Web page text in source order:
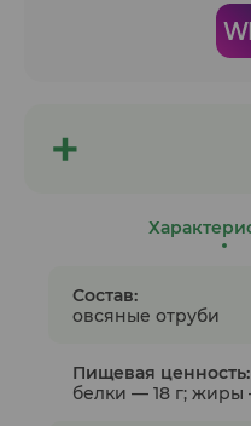
Состав:
овсяные отруби
Пищевая ценность:
белки — 18 г; жиры